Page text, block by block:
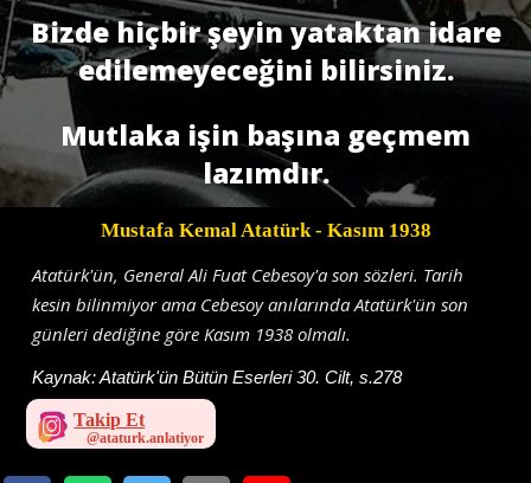
Bizde hiçbir şeyin yataktan idare
edilemeyeceğini bilirsiniz.
Mutlaka işin başına geçmem
lazımdır.
Mustafa Kemal Atatürk- Kasım 1938
Atatürk'ün, General Ali Fuat Cebesoy'a son sözleri. Tarih
kesin bilinmiyor ama Cebesoy anılarında Atatürk'ün son
günleri dediğine göre Kasım 1938 olmalı.
Kaynak:Atatürk'ün Bütün Eserleri 30. Cilt, s.278
Takip Et